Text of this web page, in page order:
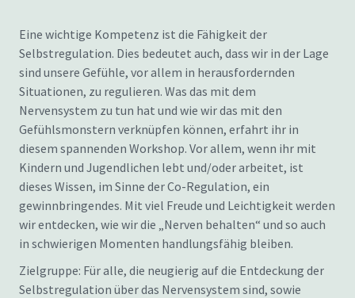
Eine wichtige Kompetenz ist die Fähigkeit der
Selbstregulation. Dies bedeutet auch, dass wir in der Lage
sind unsere Gefühle, vor allem in herausfordernden
Situationen, zu regulieren. Was das mit dem
Nervensystem zu tun hat und wie wir das mit den
Gefühlsmonstern verknüpfen können, erfahrt ihr in
diesem spannenden Workshop. Vor allem, wenn ihr mit
Kindern und Jugendlichen lebt und/oder arbeitet, ist
dieses Wissen, im Sinne der Co-Regulation, ein
gewinnbringendes. Mit viel Freude und Leichtigkeit werden
wir entdecken, wie wir die „Nerven behalten“ und so auch
in schwierigen Momenten handlungsfähig bleiben.
Zielgruppe: Für alle, die neugierig auf die Entdeckung der
Selbstregulation über das Nervensystem sind, sowie